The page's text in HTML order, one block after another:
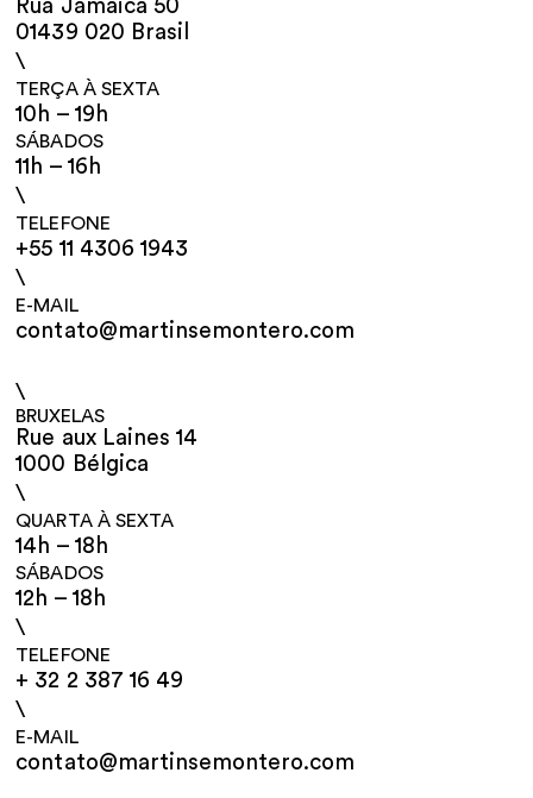
Rua Jamaica 50
01439 020 Brasil
\
TERÇA À SEXTA
10h – 19h
SÁBADOS
11h – 16h
\
TELEFONE
+55 11 4306 1943
\
E-MAIL
contato@martinsemontero.com
\
BRUXELAS
Rue aux Laines 14
1000 Bélgica
\
QUARTA À SEXTA
14h – 18h
SÁBADOS
12h – 18h
\
TELEFONE
+ 32 2 387 16 49
\
E-MAIL
contato@martinsemontero.com